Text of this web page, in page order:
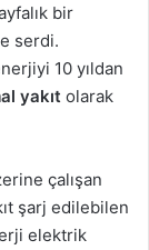
bir
serdi.
10 yıldan
yakıt olarak
çalışan
şarj edilebilen
elektrik